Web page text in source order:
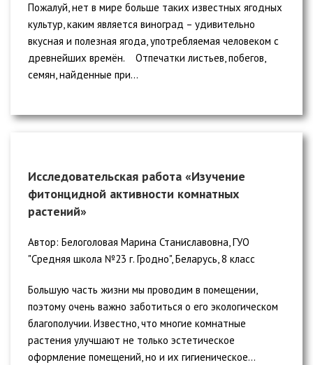
Пожалуй, нет в мире больше таких известных ягодных
культур, каким является виноград – удивительно
вкусная и полезная ягода, употребляемая человеком с
древнейших времён. Отпечатки листьев, побегов,
семян, найденные при...
Исследовательская работа «Изучение
фитонцидной активности комнатных
растений»
Автор: Белоголовая Марина Станиславовна, ГУО
"Средняя школа №23 г. Гродно", Беларусь, 8 класс
Большую часть жизни мы проводим в помещении,
поэтому очень важно заботиться о его экологическом
благополучии. Известно, что многие комнатные
растения улучшают не только эстетическое
оформление помещений, но и их гигиеническое...